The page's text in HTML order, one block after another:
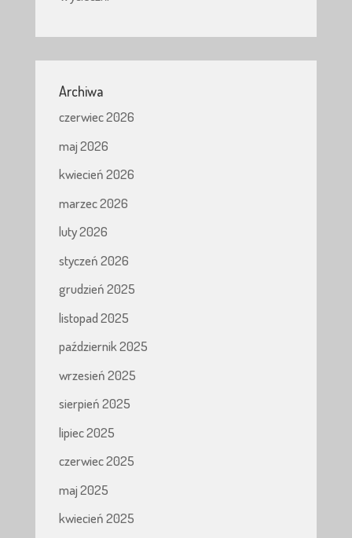
Archiwa
czerwiec 2026
maj 2026
kwiecień 2026
marzec 2026
luty 2026
styczeń 2026
grudzień 2025
listopad 2025
październik 2025
wrzesień 2025
sierpień 2025
lipiec 2025
czerwiec 2025
maj 2025
kwiecień 2025